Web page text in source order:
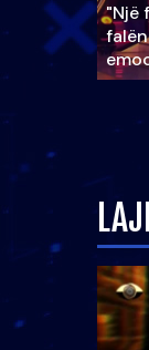
"Një